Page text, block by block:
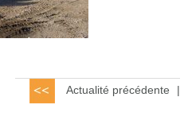
Actualité précédente |